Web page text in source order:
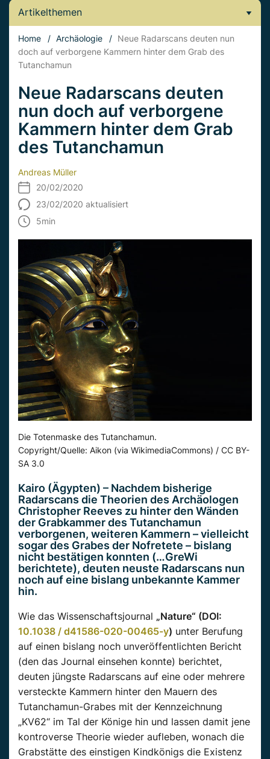
Artikelthemen
Home / Archäologie / Neue Radarscans deuten nun
doch auf verborgene Kammern hinter dem Grab des
Tutanchamun
Neue Radarscans deuten
nun doch auf verborgene
Kammern hinter dem Grab
des Tutanchamun
Andreas Müller
20/02/2020
23/02/2020 aktualisiert
5min
Die Totenmaske des Tutanchamun.
Copyright/Quelle: Aikon (via WikimediaCommons) / CC BY-
SA 3.0
Kairo (Ägypten) – Nachdem bisherige
Radarscans die Theorien des Archäologen
Christopher Reeves zu hinter den Wänden
der Grabkammer des Tutanchamun
verborgenen, weiteren Kammern – vielleicht
sogar des Grabes der Nofretete – bislang
nicht bestätigen konnten (…GreWi
berichtete), deuten neuste Radarscans nun
noch auf eine bislang unbekannte Kammer
hin.
Wie das Wissenschaftsjournal „Nature“ (DOI:
10.1038 / d41586-020-00465-y) unter Berufung
auf einen bislang noch unveröffentlichten Bericht
(den das Journal einsehen konnte) berichtet,
deuten jüngste Radarscans auf eine oder mehrere
versteckte Kammern hinter den Mauern des
Tutanchamun-Grabes mit der Kennzeichnung
„KV62“ im Tal der Könige hin und lassen damit jene
kontroverse Theorie wieder aufleben, wonach die
Grabstätte des einstigen Kindkönigs die Existenz